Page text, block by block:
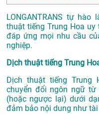
LONGANTRANS tự
thuật tiếng Trung Hoa
đáp ứng mọi nhu cầu
nghiệp.
Dịch thuật tiếng Trung
Dịch thuật tiếng Trung
chuyển đổi ngôn ngữ từ
(hoặc ngược lại) dưới
đảm bảo nội dung như